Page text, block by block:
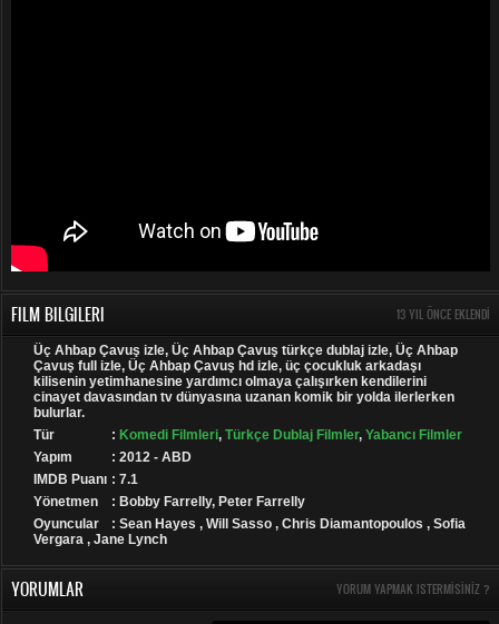
FILM BILGILERI 13 YIL ÖNCE EKLENDI
Üç Ahbap Çavuş izle, Üç Ahbap Çavuş türkçe dublaj izle, Üç Ahbap
Çavuş full izle, Üç Ahbap Çavuş hd izle, üç çocukluk arkadaşı
kilisenin yetimhanesine yardımcı olmaya çalışırken kendilerini
cinayet davasından tv dünyasına uzanan komik bir yolda ilerlerken
bulurlar.
Tür
: Komedi Filmleri, Türkçe Dublaj Filmler, Yabancı Filmler
Yapım
: 2012 - ABD
IMDB Puanı : 7.1
Yönetmen
: Bobby Farrelly, Peter Farrelly
Oyuncular
: Sean Hayes , Will Sasso , Chris Diamantopoulos , Sofia
Vergara , Jane Lynch
YORUMLAR YORUM YAPMAK ISTERMISINIZ ?